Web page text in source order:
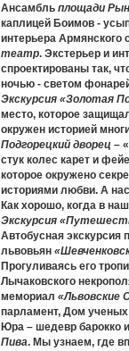
Ансамбль площади
каплицей Боимов -
интерьера Армянского
театр. Экстерьер и
спроектированы так,
ночью - светом
Экскурсия «Золотая
место, которое
окружен историей
Подгорецкий дворец –
стук колес карет и
которое окружено
историями любви. А
Как хорошо, когда в
Экскурсия
Автобусная экскурсия
львовьян
Прогуливаясь его
Лычаковского
мемориал «Львовские
парламент, Дом ученых
Юра – шедевр барокко
Пива. Мы узнаем, где